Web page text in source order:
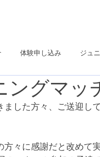
体験申し込み ジュ
ングマッ
した方々、ご送迎し
々に感謝だと改めて